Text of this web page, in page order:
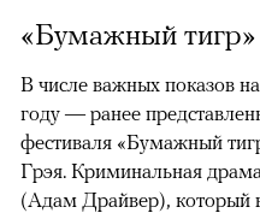
«Бумажный
В числе важных показов
году — ранее
фестиваля «Бумажный
Грэя. Криминальная
(Адам Драйвер), который